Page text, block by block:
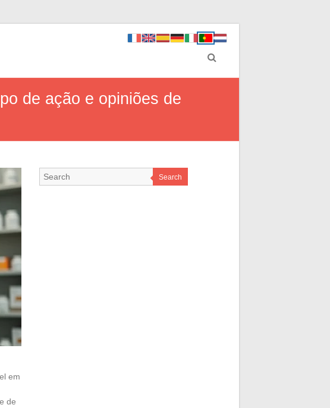
de ação e opiniões de
em
de
Search